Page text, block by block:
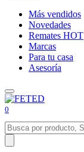
Más vendidos
Novedades
Remates HOT
Marcas
Para tu casa
Asesoría
0